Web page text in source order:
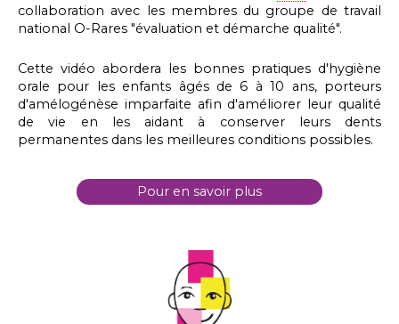
collaboration avec les membres du groupe de travail
national O-Rares "évaluation et démarche qualité".
Cette vidéo abordera les bonnes pratiques d'hygiène
orale pour les enfants âgés de 6 à 10 ans, porteurs
d'amélogénèse imparfaite afin d'améliorer leur qualité
de vie en les aidant à conserver leurs dents
permanentes dans les meilleures conditions possibles.
Pour en savoir plus